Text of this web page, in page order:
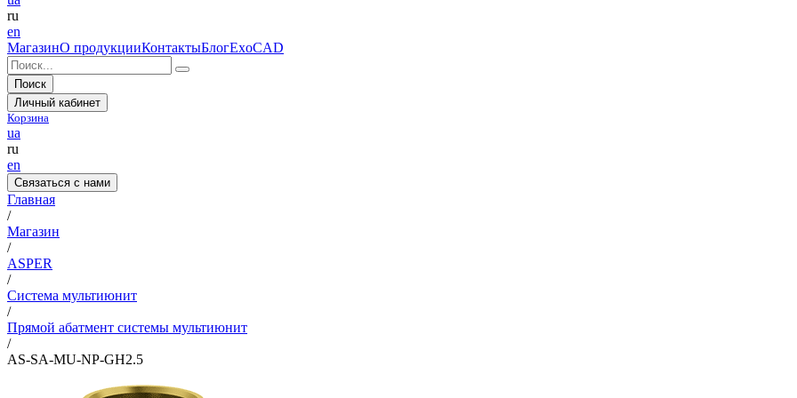
ru
en
МагазинО продукцииКонтактыБлогExoCAD
Поиск
Личный кабинет
Корзина
ua
ru
en
Связаться с нами
Главная
/
Магазин
/
ASPER
/
Система мультиюнит
/
Прямой абатмент системы мультиюнит
/
AS-SA-MU-NP-GH2.5